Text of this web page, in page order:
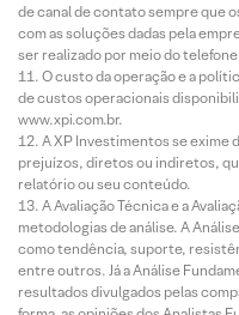
de canal de contato sempre que
com as soluções dadas pela
ser realizado por meio do
O custo da operação e a
de custos operacionais
www.xpi.com.br.
A XP Investimentos se exime
prejuízos, diretos ou indiretos,
relatório ou seu conteúdo.
A Avaliação Técnica e a
metodologias de análise. A
como tendência, suporte,
entre outros. Já a Análise
resultados divulgados pelas